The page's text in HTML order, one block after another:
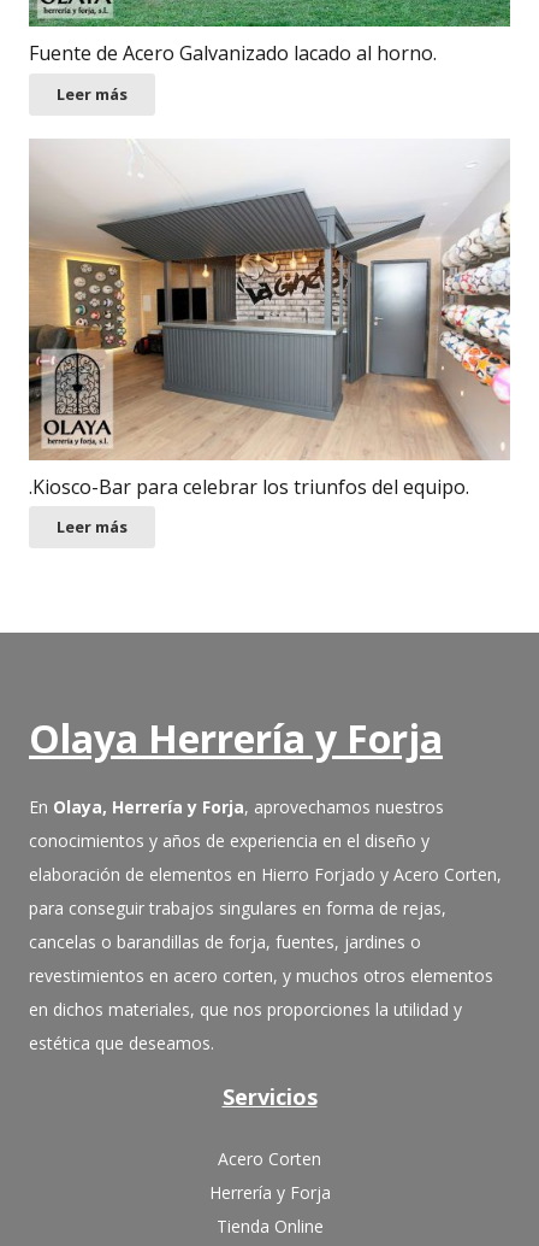
Fuente de Acero Galvanizado lacado al horno.
Leer más
.Kiosco-Bar para celebrar los triunfos del equipo.
Leer más
Olaya Herrería y Forja
En Olaya, Herrería y Forja, aprovechamos nuestros
conocimientos y años de experiencia en el diseño y
elaboración de elementos en Hierro Forjado y Acero Corten,
para conseguir trabajos singulares en forma de rejas,
cancelas o barandillas de forja, fuentes, jardines o
revestimientos en acero corten, y muchos otros elementos
en dichos materiales, que nos proporciones la utilidad y
estética que deseamos.
Servicios
Acero Corten
Herrería y Forja
Tienda Online